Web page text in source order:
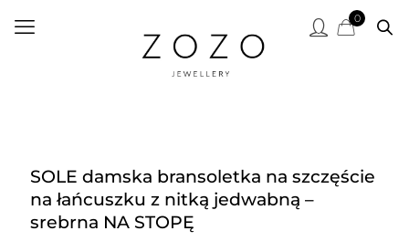
0
SOLE damska bransoletka na szczęście
na łańcuszku z nitką jedwabną –
srebrna NA STOPĘ